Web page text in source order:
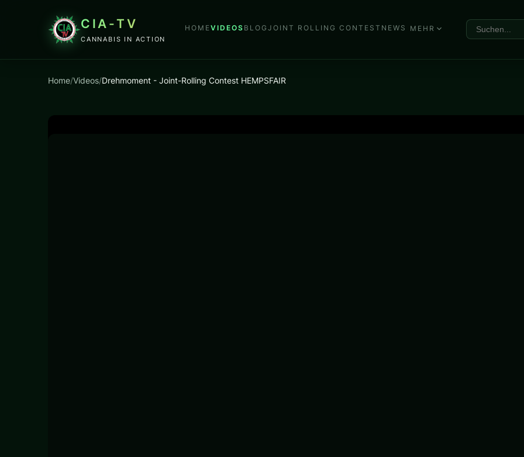
CIA-TV
CANNABIS IN ACTION
HOMEVIDEOS BLOGJOINT ROLLING CONTEST NEWS MEHR
Home/Videos/Drehmoment - Joint-Rolling Contest HEMPSFAIR